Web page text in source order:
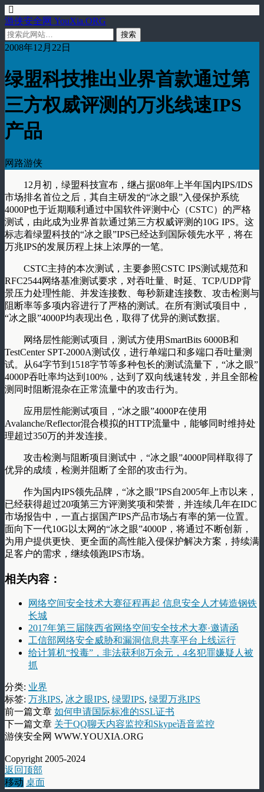
游侠安全网 YouXia.ORG
2008年12月22日
绿盟科技推出业界首款通过第
三方权威评测的万兆线速IPS
产品
网路游侠
12月初，绿盟科技宣布，继占据08年上半年国内IPS/IDS
市场排名首位之后，其自主研发的“冰之眼”入侵保护系统
4000P也于近期顺利通过中国软件评测中心（CSTC）的严格
测试，由此成为业界首款通过第三方权威评测的10G IPS。这
标志着绿盟科技的“冰之眼”IPS已经达到国际领先水平，将在
万兆IPS的发展历程上抹上浓厚的一笔。
CSTC主持的本次测试，主要参照CSTC IPS测试规范和
RFC2544网络基准测试要求，对吞吐量、时延、TCP/UDP背
景压力处理性能、并发连接数、每秒新建连接数、攻击检测与
阻断率等多项内容进行了严格的测试。在所有测试项目中，
“冰之眼”4000P均表现出色，取得了优异的测试数据。
网络层性能测试项目，测试方使用SmartBits 6000B和
TestCenter SPT-2000A测试仪，进行单端口和多端口吞吐量测
试。从64字节到1518字节等多种包长的测试流量下，“冰之眼”
4000P吞吐率均达到100%，达到了双向线速转发，并且全部检
测同时阻断混杂在正常流量中的攻击行为。
应用层性能测试项目，“冰之眼”4000P在使用
Avalanche/Reflector混合模拟的HTTP流量中，能够同时维持处
理超过350万的并发连接。
攻击检测与阻断项目测试中，“冰之眼”4000P同样取得了
优异的成绩，检测并阻断了全部的攻击行为。
作为国内IPS领先品牌，“冰之眼”IPS自2005年上市以来，
已经获得超过20项第三方评测奖项和荣誉，并连续几年在IDC
市场报告中，一直占据国产IPS产品市场占有率的第一位置。
面向下一代10G以太网的“冰之眼”4000P，将通过不断创新，
为用户提供更快、更全面的高性能入侵保护解决方案，持续满
足客户的需求，继续领跑IPS市场。
相关内容：
网络空间安全技术大赛征程再起 信息安全人才铸造钢铁
长城
2017年第三届陕西省网络空间安全技术大赛·邀请函
工信部网络安全威胁和漏洞信息共享平台上线运行
给计算机“投毒”，非法获利8万余元，4名犯罪嫌疑人被
抓
分类: 业界
标签: 万兆IPS, 冰之眼IPS, 绿盟IPS, 绿盟万兆IPS
前一篇文章 如何申请国际标准的SSL证书
下一篇文章 关于QQ聊天内容监控和Skype语音监控
游侠安全网 WWW.YOUXIA.ORG
Copyright 2005-2024
返回顶部
移动 桌面